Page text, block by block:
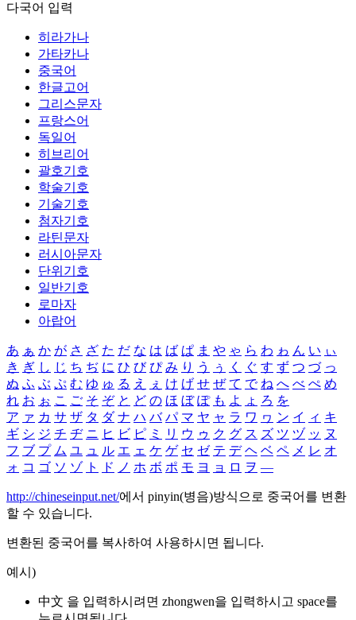
다국어 입력
히라가나
가타카나
중국어
한글고어
그리스문자
프랑스어
독일어
히브리어
괄호기호
학술기호
기술기호
첨자기호
라틴문자
러시아문자
단위기호
일반기호
로마자
아랍어
あ ぁ か が さ ざ た だ な は ば ぱ ま や ゃ ら わ ゎ ん い ぃ
き ぎ し じ ち ぢ に ひ び ぴ み り う ぅ く ぐ す ず つ づ っ
ぬ ふ ぶ ぷ む ゆ ゅ る え ぇ け げ せ ぜ て で ね へ べ ぺ め
れ お ぉ こ ご そ ぞ と ど の ほ ぼ ぽ も よ ょ ろ を
ア ァ カ サ ザ タ ダ ナ ハ バ パ マ ヤ ャ ラ ワ ヮ ン イ ィ キ
ギ シ ジ チ ヂ ニ ヒ ビ ピ ミ リ ウ ゥ ク グ ス ズ ツ ヅ ッ ヌ
フ ブ プ ム ユ ュ ル エ ェ ケ ゲ セ ゼ テ デ ヘ ベ ペ メ レ オ
ォ コ ゴ ソ ゾ ト ド ノ ホ ボ ポ モ ヨ ョ ロ ヲ ―
http://chineseinput.net/에서 pinyin(병음)방식으로 중국어를 변환
할 수 있습니다.
변환된 중국어를 복사하여 사용하시면 됩니다.
예시)
中文 을 입력하시려면 zhongwen을 입력하시고 space를